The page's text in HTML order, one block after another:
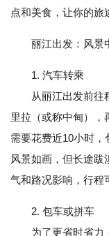
点和美食，让你的旅
丽江出发：风景
1. 汽车转乘
从丽江出发前往稻
里拉（或称中甸），
需要花费近10小时
风景如画，但长途跋
气和路况影响，行程
2. 包车或拼车
为了更省时省力，